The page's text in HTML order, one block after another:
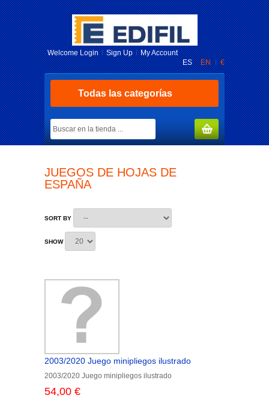
€
ES EN
WelcomeLogin Sign Up My Account
Todas las categorías
MY CART(0)
JUEGOS DE HOJAS DE
ESPAÑA
SORT BY
SHOW
2003/2020 Juego minipliegos ilustrado
2003/2020 Juego minipliegos ilustrado
54,00 €